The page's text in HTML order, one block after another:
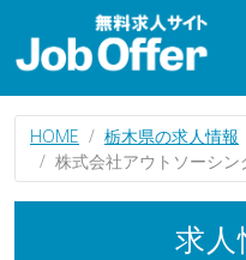
HOME 栃木県の求人情報
株式会社アウトソーシ
求人